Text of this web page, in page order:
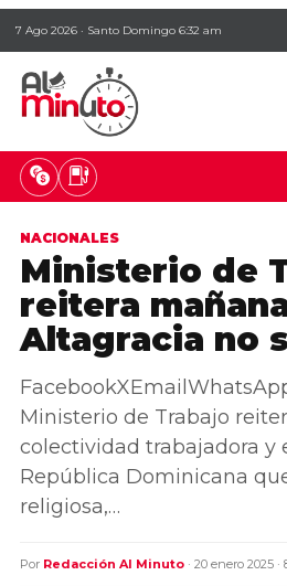
7 Ago 2026 · Santo Domingo 6:32 am
NACIONALES
Ministerio de
reitera
Altagracia no
Ministerio de Trabajo
colectividad trabajadora y
República Dominicana
religiosa,…
Por Redacción Al Minuto · 20 enero 2025 ·